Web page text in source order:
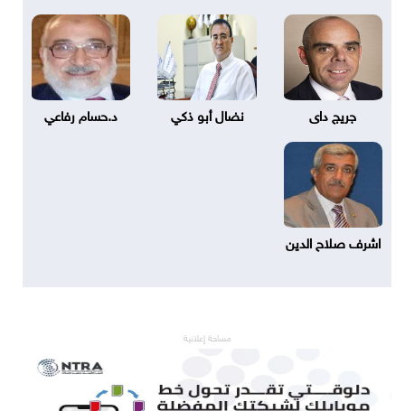
جريج داى نضال أبو ذكي د.حسام رفاعي
اشرف صلاح الدين
مساحة إعلانية